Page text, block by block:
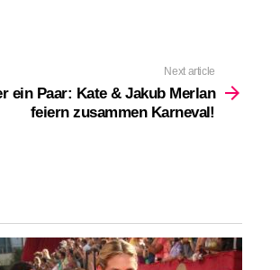
Next article
ein Paar: Kate & Jakub Merlan
feiern zusammen Karneval!